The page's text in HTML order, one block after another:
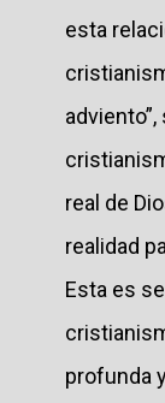
esta
real de
realidad
Esta es
profunda